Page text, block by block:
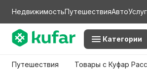
НедвижимостьПутешествияАвто
Категории
Путешествия Товары с Куфар